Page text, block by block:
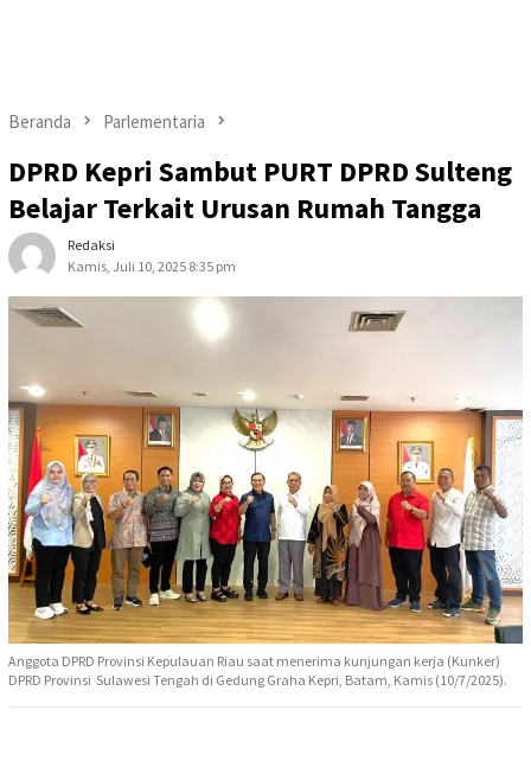
Beranda Parlementaria
DPRD Kepri Sambut PURT DPRD Sulteng
Belajar Terkait Urusan Rumah Tangga
Redaksi
Kamis, Juli 10, 2025 8:35 pm
Anggota DPRD Provinsi Kepulauan Riau saat menerima kunjungan kerja (Kunker)
DPRD Provinsi Sulawesi Tengah di Gedung Graha Kepri, Batam, Kamis (10/7/2025).